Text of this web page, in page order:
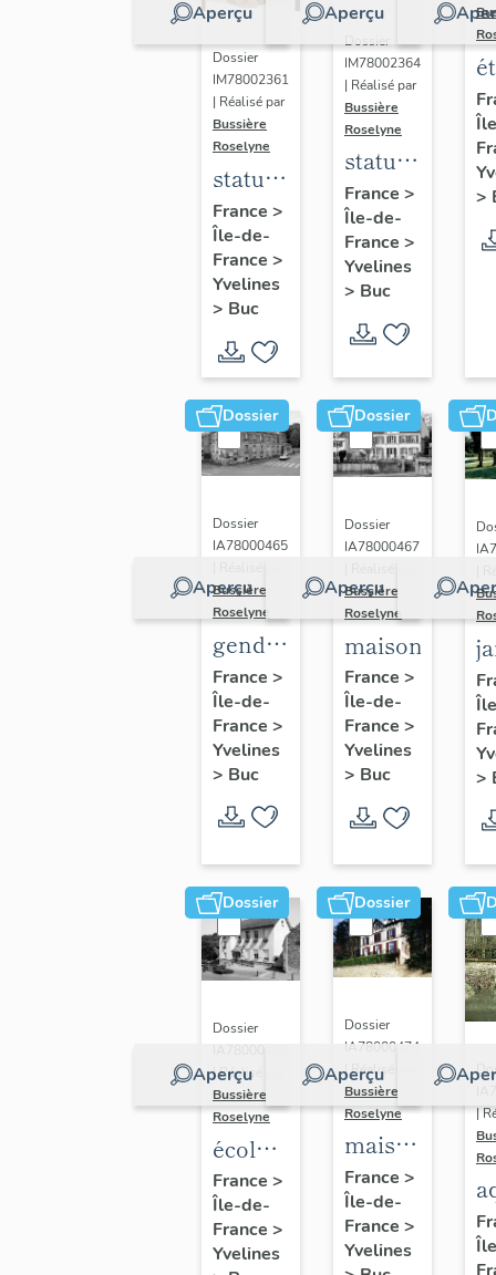
Aperçu
Dossier
IM78002361
| Réalisé par
Bussière
Roselyne
statue :
Vierge
à
l'Enfant
(n°2)
France >
Île-de-
France >
Yvelines
> Buc
Aperçu
Dossier
IM78002364
| Réalisé par
Bussière
Roselyne
statue :
Vierge
à
l'Enfant
(n°1)
France >
Île-de-
France >
Yvelines
> Buc
>
Dossier
Aperçu
Dossier
IA78000465
Bussière
Roselyne
gendarmerie,
actuellement
immeuble
France >
Île-de-
France >
Yvelines
> Buc
Dossier
Aperçu
Dossier
IA78000467
Bussière
Roselyne
maison
France >
Île-de-
France >
Yvelines
> Buc
>
Dossier
Aperçu
Dossier
| Réalisé par
Bussière
Roselyne
école
primaire
de
filles,
France >
Île-de-
France >
Yvelines
Dossier
Aperçu
Dossier
IA78000474
| Réalisé par
Bussière
Roselyne
maison
dite
villa
Saint
Marie
France >
Île-de-
France >
Yvelines
|